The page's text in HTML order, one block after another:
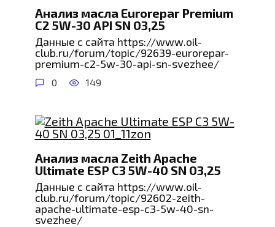
Анализ масла Eurorepar Premium
C2 5W-30 API SN 03,25
Данные с сайта https://www.oil-
club.ru/forum/topic/92639-eurorepar-
premium-c2-5w-30-api-sn-svezhee/
0 149
Анализ масла Zeith Apache
Ultimate ESP C3 5W-40 SN 03,25
Данные с сайта https://www.oil-
club.ru/forum/topic/92602-zeith-
apache-ultimate-esp-c3-5w-40-sn-
svezhee/